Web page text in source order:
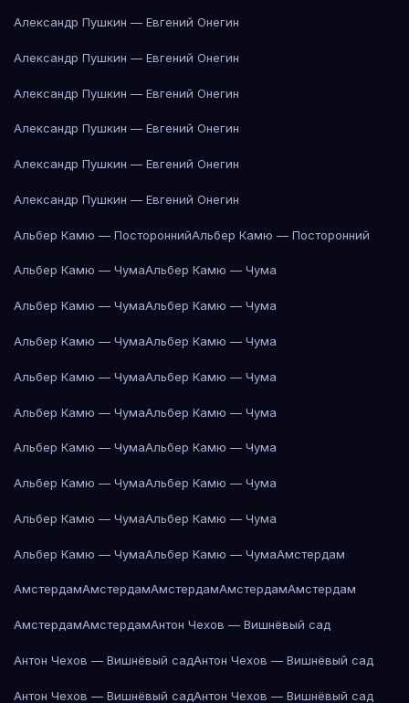
Александр Пушкин — Евгений Онегин
Александр Пушкин — Евгений Онегин
Александр Пушкин — Евгений Онегин
Александр Пушкин — Евгений Онегин
Александр Пушкин — Евгений Онегин
Александр Пушкин — Евгений Онегин
Альбер Камю — ПостороннийАльбер Камю — Посторонний
Альбер Камю — ЧумаАльбер Камю — Чума
Альбер Камю — ЧумаАльбер Камю — Чума
Альбер Камю — ЧумаАльбер Камю — Чума
Альбер Камю — ЧумаАльбер Камю — Чума
Альбер Камю — ЧумаАльбер Камю — Чума
Альбер Камю — ЧумаАльбер Камю — Чума
Альбер Камю — ЧумаАльбер Камю — Чума
Альбер Камю — ЧумаАльбер Камю — Чума
Альбер Камю — ЧумаАльбер Камю — ЧумаАмстердам
АмстердамАмстердамАмстердамАмстердамАмстердам
АмстердамАмстердамАнтон Чехов — Вишнёвый сад
Антон Чехов — Вишнёвый садАнтон Чехов — Вишнёвый сад
Антон Чехов — Вишнёвый садАнтон Чехов — Вишнёвый сад